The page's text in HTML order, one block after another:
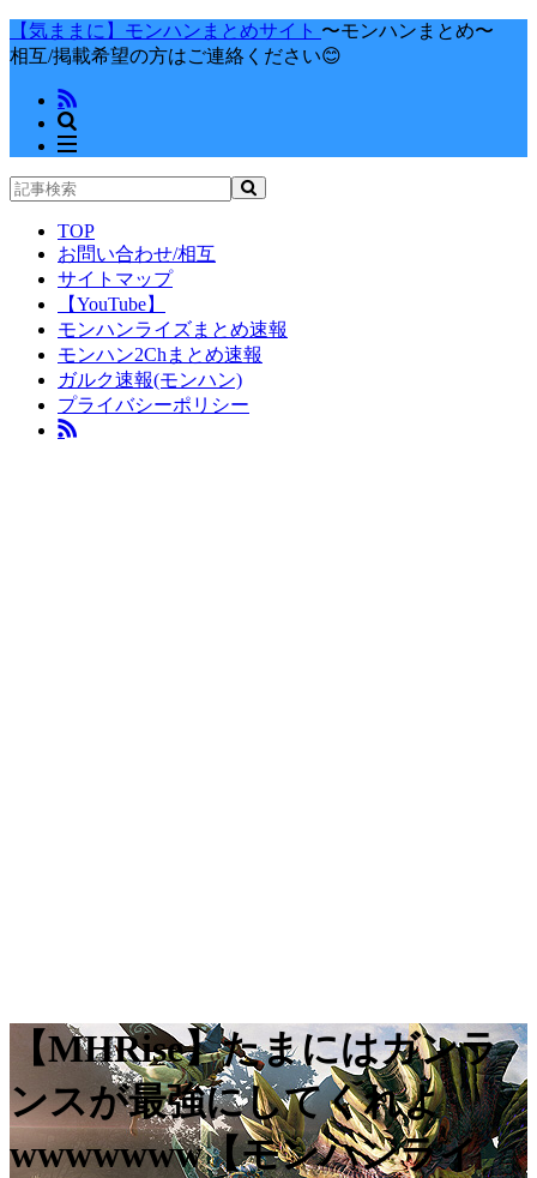
【気ままに】モンハンまとめサイト 〜モンハンまとめ〜
相互/掲載希望の方はご連絡ください😊
TOP
お問い合わせ/相互
サイトマップ
【YouTube】
モンハンライズまとめ速報
モンハン2Chまとめ速報
ガルク速報(モンハン)
プライバシーポリシー
【MHRise】たまにはガンラ
ンスが最強にしてくれよ
wwwwwww【モンハンライ